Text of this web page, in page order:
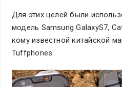
Для этих целей были
модель Samsung GalaxyS7,
кому известной китайской
Tuffphones.